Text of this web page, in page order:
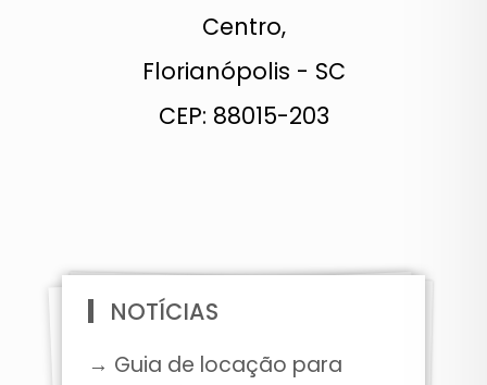
Centro,
Florianópolis - SC
CEP: 88015-203
NOTÍCIAS
→ Guia de locação para